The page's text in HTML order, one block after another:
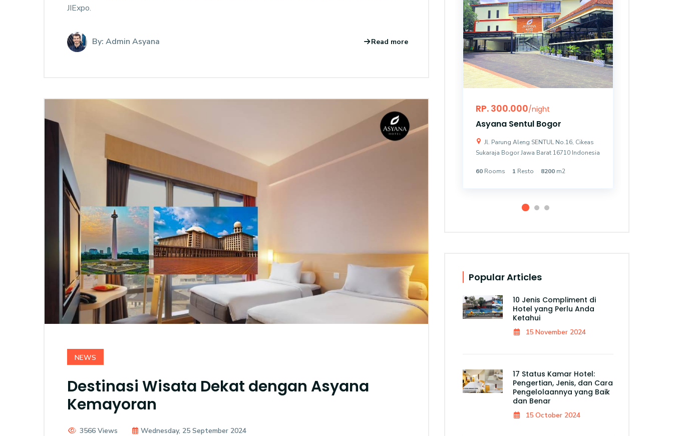
JIExpo.
By: Admin Asyana Read more
NEWS
Destinasi Wisata Dekat dengan Asyana
Kemayoran
3566 Views Wednesday, 25 September 2024
Asyana Rinjani Lombok
Rinjani Lombok
Rooms 1
RP. 300.000/night
Asyana Sentul Bogor
Jl. Parung Aleng SENTUL No.16, Cikeas
Sukaraja Bogor Jawa Barat 16710 Indonesia
60 Rooms 1 Resto 8200 m2
Popular Articles
10 Jenis Compliment di
Hotel yang Perlu Anda
Ketahui
15 November 2024
17 Status Kamar Hotel:
Pengertian, Jenis, dan Cara
Pengelolaannya yang Baik
dan Benar
15 October 2024